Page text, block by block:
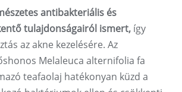
antibakteriális és
tulajdonságairól ismert, így
az akne kezelésére. Az
Melaleuca alternifolia fa
teafaolaj hatékonyan küzd a